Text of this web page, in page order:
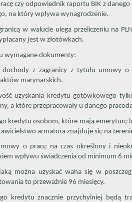
czy odpowiednik raportu BIK z
na który wpływa wynagrodzenie.
w walucie ulega przeliczeniu na
jest w złotówkach.
wymagane dokumenty:
z zagranicy z tytułu umowy
marynarskich.
uzyskania kredytu gotówkowego
a które przepracowały u danego
kredytu osobom, które mają emeryturę
armatora znajduje się na
o pracę na czas określony i
wpływu świadczenia od minimum 6
można uzyskać waha się w
to przeważnie 96 miesięcy.
kredytu znacznie przychylniej będą